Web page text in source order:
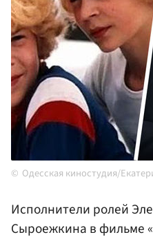
Одесская киностудия/
Исполнители ролей
Сыроежкина в фильме